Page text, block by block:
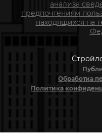
анализа
предпочтениям
находящихся на
Обработка
Политика